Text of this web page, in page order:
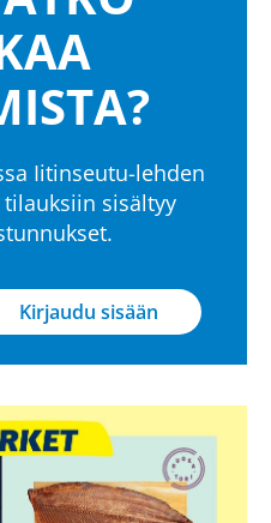
Iitinseutu-lehden
sisältyy
Kirjaudu sisään